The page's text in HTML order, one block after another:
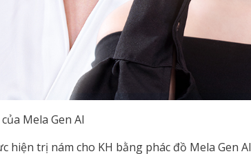
Mela Gen AI
hiện trị nám cho KH bằng phác đồ Mela Gen AI